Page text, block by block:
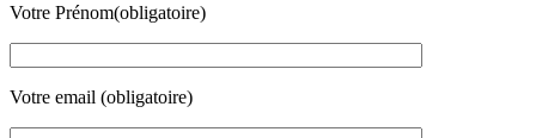
Votre Prénom(obligatoire)
Votre email (obligatoire)